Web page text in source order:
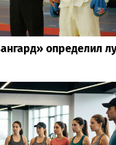
определил